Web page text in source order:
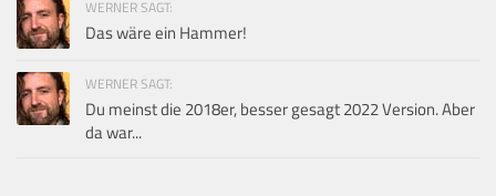
WERNER SAGT:
Das wäre ein Hammer!
WERNER SAGT:
Du meinst die 2018er, besser gesagt 2022 Version. Aber
da war...